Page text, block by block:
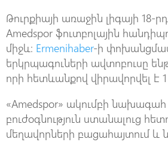
Թուրքիայի առաջին լիգայի 18-
Amedspor ֆուտբոլային
միջև։ Ermenihaber-ի
երկրպագուների ավտոբուսը
որի հետևանքով վիրավորվել է
«Amedspor» ակումբի
բուժօգնություն ստանալուց
մեղավորների բացահայտում և